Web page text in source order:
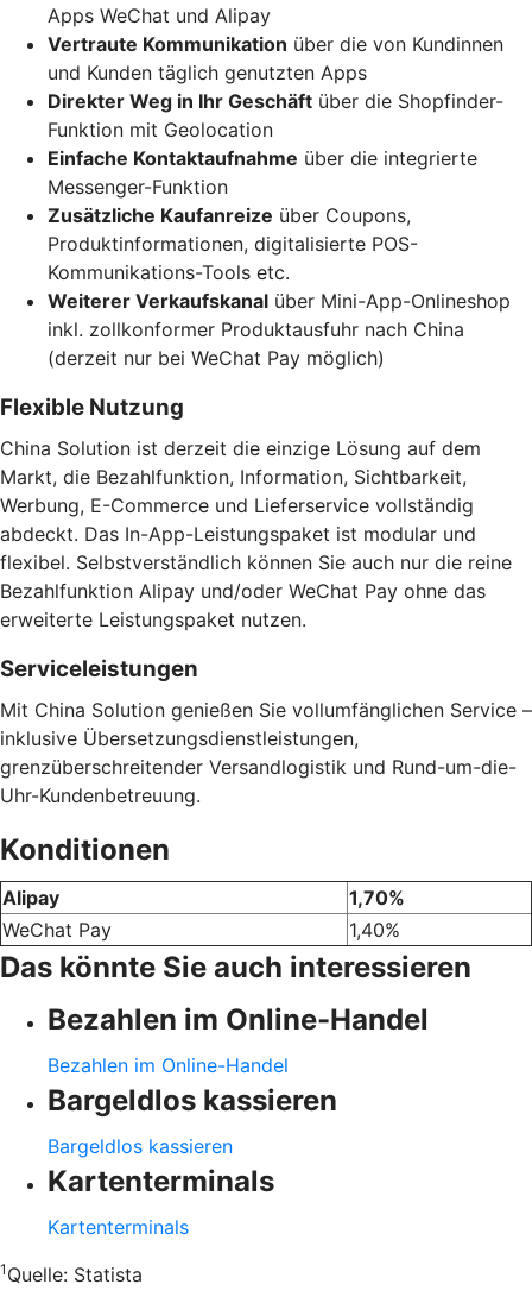
Apps WeChat und Alipay
Vertraute Kommunikation über die von Kundinnen
und Kunden täglich genutzten Apps
Direkter Weg in Ihr Geschäft über die Shopfinder-
Funktion mit Geolocation
Einfache Kontaktaufnahme über die integrierte
Messenger-Funktion
Zusätzliche Kaufanreize über Coupons,
Produktinformationen, digitalisierte POS-
Kommunikations-Tools etc.
Weiterer Verkaufskanal über Mini-App-Onlineshop
inkl. zollkonformer Produktausfuhr nach China
(derzeit nur bei WeChat Pay möglich)
Flexible Nutzung
China Solution ist derzeit die einzige Lösung auf dem
Markt, die Bezahlfunktion, Information, Sichtbarkeit,
Werbung, E-Commerce und Lieferservice vollständig
abdeckt. Das In-App-Leistungspaket ist modular und
flexibel. Selbstverständlich können Sie auch nur die reine
Bezahlfunktion Alipay und/oder WeChat Pay ohne das
erweiterte Leistungspaket nutzen.
Serviceleistungen
Mit China Solution genießen Sie vollumfänglichen Service –
inklusive Übersetzungsdienstleistungen,
grenzüberschreitender Versandlogistik und Rund-um-die-
Uhr-Kundenbetreuung.
Konditionen
Alipay
1,70%
WeChat Pay
1,40%
Das könnte Sie auch interessieren
Bezahlen im Online-Handel
Bezahlen im Online-Handel
Bargeldlos kassieren
Bargeldlos kassieren
Kartenterminals
Kartenterminals
1 Quelle: Statista